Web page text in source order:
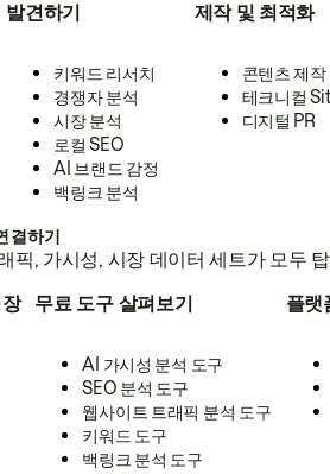
발견하기
키워드 리서치
경쟁자 분석
시장 분석
로컬 SEO
AI 브랜드 감정
백링크 분석
제작 및 최적화
콘텐츠 제작
테크니컬
디지털 PR
하기
픽, 가시성, 시장 데이터 세트가 모두
무료 도구 살펴보기
AI 가시성 분석 도구
SEO 분석 도구
웹사이트 트래픽 분석 도구
키워드 도구
백링크 분석 도구
플랫